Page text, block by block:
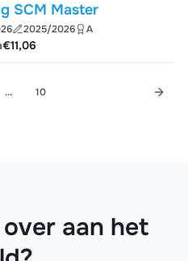
Desing & planning SCM Master
2025/2026 A
€11,06
... 10
aan het